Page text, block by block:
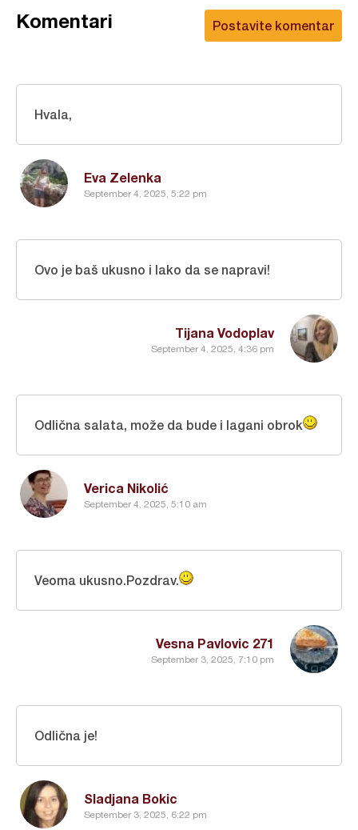
Postavite komentar
Komentari
Eva Zelenka
September 4, 2025, 5:22 pm
Hvala,
Tijana Vodoplav
September 4, 2025, 4:36 pm
Ovo je baš ukusno i lako da se napravi!
Verica Nikolić
September 4, 2025, 5:10 am
Odlična salata, može da bude i lagani obrok
Vesna Pavlovic 271
September 3, 2025, 7:10 pm
Veoma ukusno.Pozdrav.
Sladjana Bokic
September 3, 2025, 6:22 pm
Odlična je!